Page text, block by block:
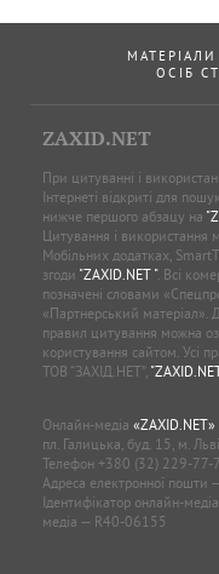
ОСІБ
ZAXID.NET
При цитуванні і
Інтернеті відкриті для
нижче першого абзацу на
Цитування і використання
Мобільних додатках,
згоди "ZAXID.NET ". Всі
позначені словами
«Партнерський матеріал».
правил цитування можна
користування сайтом. Усі
ТОВ “ЗАХІД.НЕТ”,
Онлайн-медіа «ZAXID.NET»
пл. Галицька, буд. 15, м.
Телефон +380 (32) 229-77-
Адреса електронної пошти —
Ідентифікатор онлайн-
медіа — R40-06155